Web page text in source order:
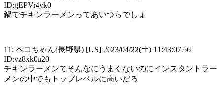
ID:gEPVr4yk0
鍋でチキンラーメンってあいつらでしょ
11: ペコちゃん(長野県) [US] 2023/04/22(土) 11:43:07.66
ID:vz8xk0u20
チキンラーメンてそんなにうまくないのにインスタントラー
メンの中でもトップレベルに高いだろ